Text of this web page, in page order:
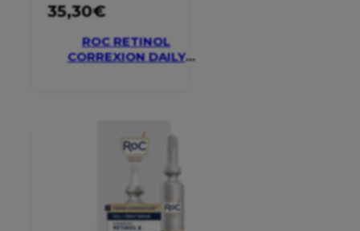
35,30€
ROC RETINOL
CORREXION DAILY